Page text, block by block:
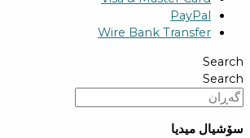
PayPal
Wire Bank Transfer
Search
Search
سۆشیال میدیا